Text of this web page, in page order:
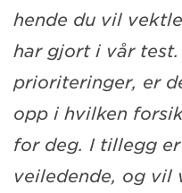
hende du vil
har gjort i vår
prioriteringer, er
opp i hvilken
for deg. I tillegg
veiledende, og vil